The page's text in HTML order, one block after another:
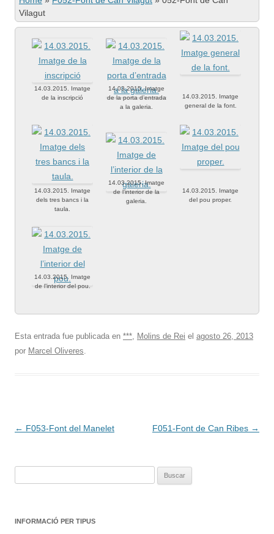
Vilagut
14.03.2015. Imatge
de la inscripció
14.03.2015. Imatge
de la porta d’entrada
a la galeria.
14.03.2015. Imatge
general de la font.
14.03.2015. Imatge
dels tres bancs i la
taula.
14.03.2015. Imatge
de l’interior de la
galeria.
14.03.2015. Imatge
del pou proper.
14.03.2015. Imatge
de l’interior del pou.
Esta entrada fue publicada en ***, Molins de Rei el agosto 26, 2013
por Marcel Oliveres.
Navegación
← F053-Font del Manelet F051-Font de Can Ribes →
INFORMACIÓ PER TIPUS